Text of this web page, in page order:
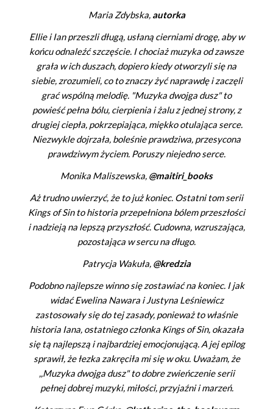
Maria Zdybska, autorka
Ellie i Ian przeszli długą, usłaną cierniami drogę, aby w
końcu odnaleźć szczęście. I chociaż muzyka od zawsze
grała w ich duszach, dopiero kiedy otworzyli się na
siebie, zrozumieli, co to znaczy żyć naprawdę i zaczęli
grać wspólną melodię. "Muzyka dwojga dusz" to
powieść pełna bólu, cierpienia i żalu z jednej strony, z
drugiej ciepła, pokrzepiająca, miękko otulająca serce.
Niezwykle dojrzała, boleśnie prawdziwa, przesycona
prawdziwym życiem. Poruszy niejedno serce.
Monika Maliszewska, @maitiri_books
Aż trudno uwierzyć, że to już koniec. Ostatni tom serii
Kings of Sin to historia przepełniona bólem przeszłości
i nadzieją na lepszą przyszłość. Cudowna, wzruszająca,
pozostająca w sercu na długo.
Patrycja Wakuła, @kredzia
Podobno najlepsze winno się zostawiać na koniec. I jak
widać Ewelina Nawara i Justyna Leśniewicz
zastosowały się do tej zasady, ponieważ to właśnie
historia Iana, ostatniego członka Kings of Sin, okazała
się tą najlepszą i najbardziej emocjonującą. A jej epilog
sprawił, że łezka zakręciła mi się w oku. Uważam, że
,,Muzyka dwojga dusz" to dobre zwieńczenie serii
pełnej dobrej muzyki, miłości, przyjaźni i marzeń.